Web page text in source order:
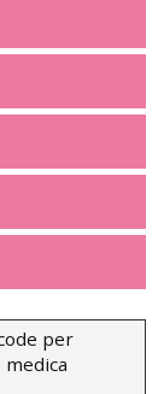
per
medica